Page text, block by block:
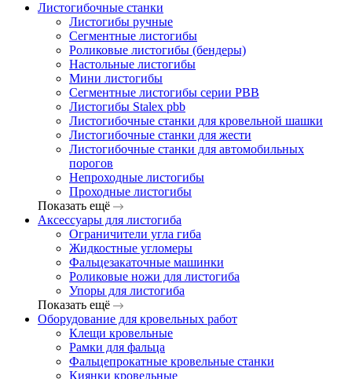
Листогибочные станки
Листогибы ручные
Сегментные листогибы
Роликовые листогибы (бендеры)
Настольные листогибы
Мини листогибы
Сегментные листогибы серии PBB
Листогибы Stalex pbb
Листогибочные станки для кровельной шашки
Листогибочные станки для жести
Листогибочные станки для автомобильных
порогов
Непроходные листогибы
Проходные листогибы
Показать ещё
Аксессуары для листогиба
Ограничители угла гиба
Жидкостные угломеры
Фальцезакаточные машинки
Роликовые ножи для листогиба
Упоры для листогиба
Показать ещё
Оборудование для кровельных работ
Клещи кровельные
Рамки для фальца
Фальцепрокатные кровельные станки
Киянки кровельные